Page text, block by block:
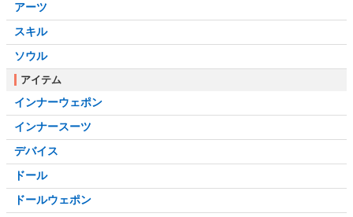
アーツ
スキル
ソウル
アイテム
インナーウェポン
インナースーツ
デバイス
ドール
ドールウェポン